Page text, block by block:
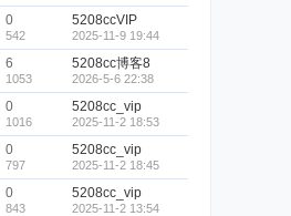
0
542
5208ccVIP
2025-11-9 19:44
6
1053
5208cc博客8
2026-5-6 22:38
0
1016
5208cc_vip
2025-11-2 18:53
0
797
5208cc_vip
2025-11-2 18:45
0
843
5208cc_vip
2025-11-2 13:54